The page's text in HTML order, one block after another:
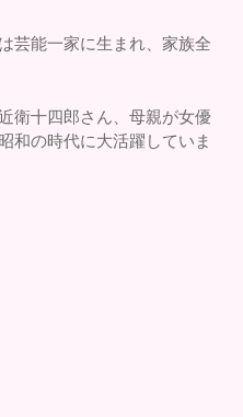
芸能一家に生まれ、家族全
衛十四郎さん、母親が女優
和の時代に大活躍していま